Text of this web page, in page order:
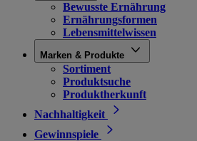
Bewusste Ernährung
Ernährungsformen
Lebensmittelwissen
Marken & Produkte
Sortiment
Produktsuche
Produktherkunft
Nachhaltigkeit
Gewinnspiele